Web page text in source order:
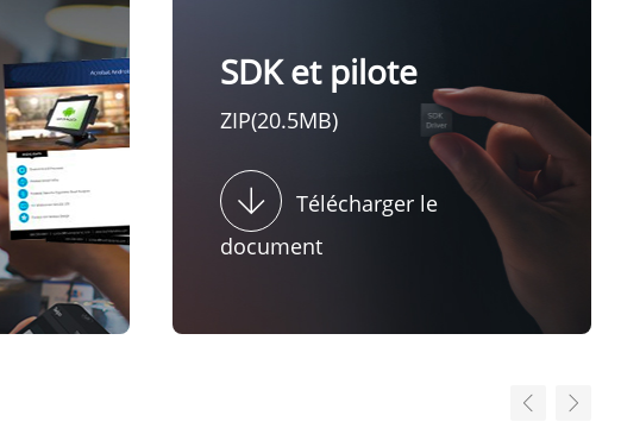
SDK et pilote
ZIP(20.5MB)
Télécharger le
document